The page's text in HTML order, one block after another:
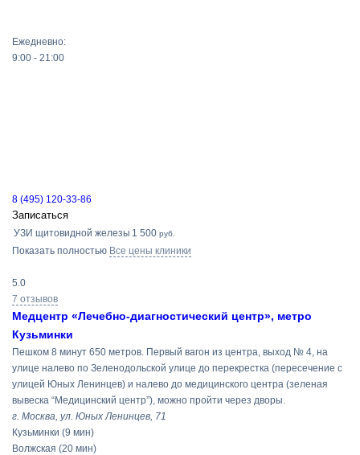
Ежедневно:
9:00 - 21:00
8 (495) 120-33-86
Записаться
УЗИ щитовидной железы 1 500 руб.
Показать полностью Все цены клиники
5.0
7 отзывов
Медцентр «Лечебно-диагностический центр», метро
Кузьминки
Пешком 8 минут 650 метров. Первый вагон из центра, выход № 4, на
улице налево по Зеленодольской улице до перекрестка (пересечение с
улицей Юных Ленинцев) и налево до медицинского центра (зеленая
вывеска “Медицинский центр”), можно пройти через дворы.
г. Москва, ул. Юных Ленинцев, 71
Кузьминки (9 мин)
Волжская (20 мин)